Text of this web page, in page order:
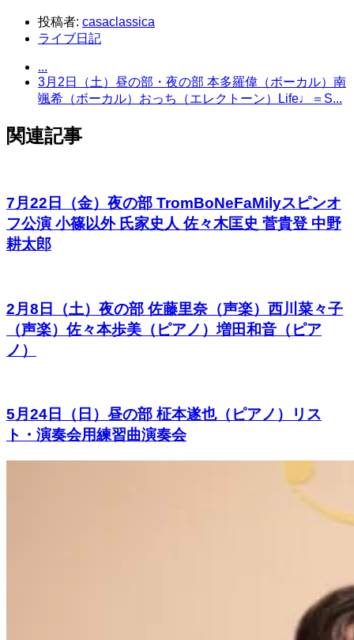
投稿者: casaclassica
ライブ日記
...
3月2日（土）昼の部・夜の部 本多羅偉（ボーカル）南
颯希（ボーカル）おっち（エレクトーン）Life♩＝S...
関連記事
7月22日（金）夜の部 TromBoNeFaMilyスピンオ
フ公演 小篠以外 氏家史人 佐々木匡史 菅貴登 中野
耕太郎
2月8日（土）夜の部 佐藤里奈（声楽）西川菜々子
（声楽）佐々本歩美（ピアノ）増田和音（ピア
ノ）
5月24日（日）昼の部 柾本遂也（ピアノ）リス
ト・演奏会用練習曲演奏会